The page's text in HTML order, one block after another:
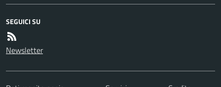
SEGUICI SU
Newsletter